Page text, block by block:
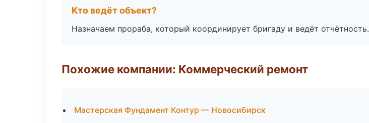
Кто ведёт объект?
Назначаем прораба, который координирует бригаду и ведёт отчётность.
Похожие компании: Коммерческий ремонт
Мастерская Фундамент Контур — Новосибирск